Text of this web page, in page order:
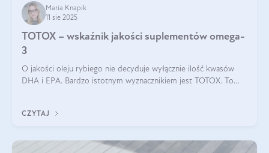
Maria Knapik
11 sie 2025
TOTOX – wskaźnik jakości suplementów omega-
3
O jakości oleju rybiego nie decyduje wyłącznie ilość kwasów
DHA i EPA. Bardzo istotnym wyznacznikiem jest TOTOX. To
CZYTAJ